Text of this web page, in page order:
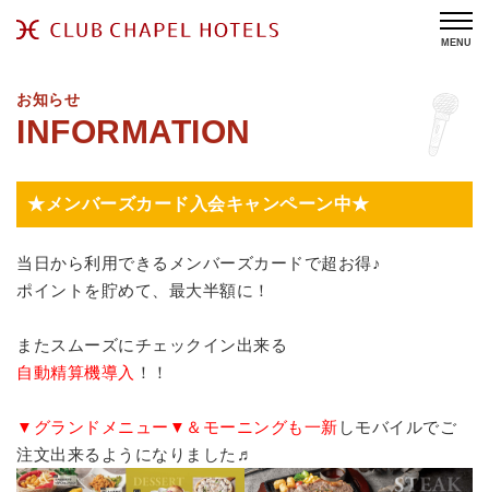
MENU
お知らせ
★メンバーズカード入会キャンペーン中★
当日から利用できるメンバーズカードで超お得♪
ポイントを貯めて、最大半額に！
またスムーズにチェックイン出来る
自動精算機導入 ！！
▼グランドメニュー▼＆モーニングも一新 しモバイルでご
注文出来るようになりました♬